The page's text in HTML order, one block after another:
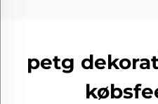
petg